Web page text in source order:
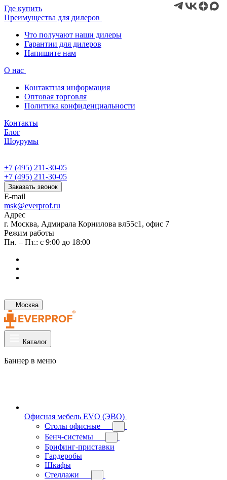
Где купить
Преимущества для дилеров
Что получают наши дилеры
Гарантии для дилеров
Напишите нам
О нас
Контактная информация
Оптовая торговля
Политика конфиденциальности
Контакты
Блог
Шоурумы
+7 (495) 211-30-05
+7 (495) 211-30-05
Заказать звонок
E-mail
msk@everprof.ru
Адрес
г. Москва, Адмирала Корнилова вл55с1, офис 7
Режим работы
Пн. – Пт.: с 9:00 до 18:00
Москва
Каталог
Баннер в меню
Офисная мебель EVO (ЭВО)
Cтолы офисные
Бенч-системы
Брифинг-приставки
Гардеробы
Шкафы
Стеллажи